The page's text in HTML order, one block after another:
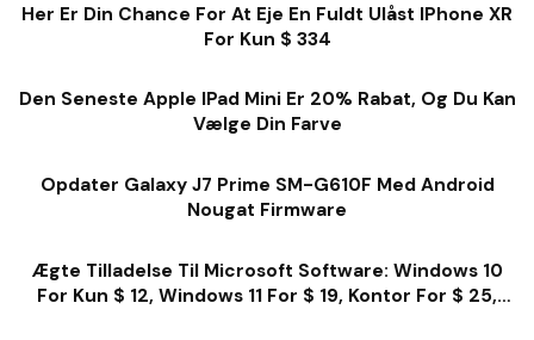
Her Er Din Chance For At Eje En Fuldt Ulåst IPhone XR
For Kun $ 334
Den Seneste Apple IPad Mini Er 20% Rabat, Og Du Kan
Vælge Din Farve
Opdater Galaxy J7 Prime SM-G610F Med Android
Nougat Firmware
Ægte Tilladelse Til Microsoft Software: Windows 10
For Kun $ 12, Windows 11 For $ 19, Kontor For $ 25,